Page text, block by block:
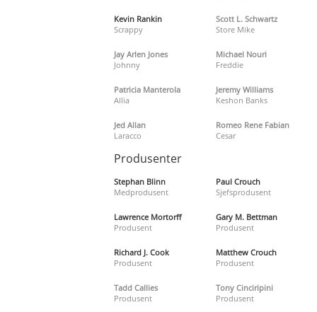
Kevin Rankin
Scrappy
Scott L. Schwartz
Store Mike
Jay Arlen Jones
Johnny
Michael Nouri
Freddie
Patricia Manterola
Allia
Jeremy Williams
Keshon Banks
Jed Allan
Laracco
Romeo Rene Fabian
Cesar
Produsenter
Stephan Blinn
Medprodusent
Paul Crouch
Sjefsprodusent
Lawrence Mortorff
Produsent
Gary M. Bettman
Produsent
Richard J. Cook
Produsent
Matthew Crouch
Produsent
Tadd Callies
Produsent
Tony Cinciripini
Produsent